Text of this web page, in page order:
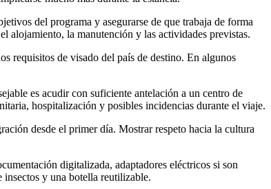
del programa y asegurarse de que trabaja de forma
alojamiento, la manutención y las actividades previstas.
requisitos de visado del país de destino. En algunos
es acudir con suficiente antelación a un centro de
hospitalización y posibles incidencias durante el viaje.
desde el primer día. Mostrar respeto hacia la cultura
digitalizada, adaptadores eléctricos si son
insectos y una botella reutilizable.